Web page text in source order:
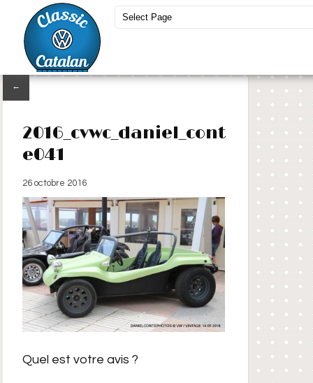
←
2016_cvwc_daniel_cont
e041
26 octobre 2016
Quel est votre avis ?